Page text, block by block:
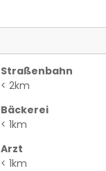
Straßenbahn
< 2km
Bäckerei
< 1km
Arzt
< 1km